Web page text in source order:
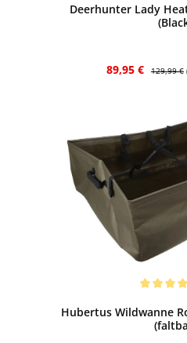
Deerhunter Lady
Verkaufspreis:
89,95 € 129,99 €
Hubertus Wildwanne